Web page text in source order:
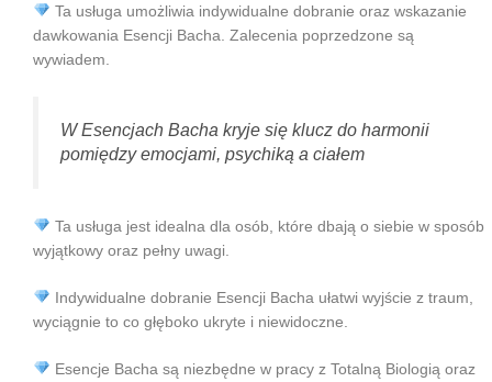
Ta usługa umożliwia indywidualne dobranie oraz wskazanie
dawkowania Esencji Bacha. Zalecenia poprzedzone są
wywiadem.
W Esencjach Bacha kryje się klucz do harmonii
pomiędzy emocjami, psychiką a ciałem
Ta usługa jest idealna dla osób, które dbają o siebie w sposób
wyjątkowy oraz pełny uwagi.
Indywidualne dobranie Esencji Bacha ułatwi wyjście z traum,
wyciągnie to co głęboko ukryte i niewidoczne.
Esencje Bacha są niezbędne w pracy z Totalną Biologią oraz